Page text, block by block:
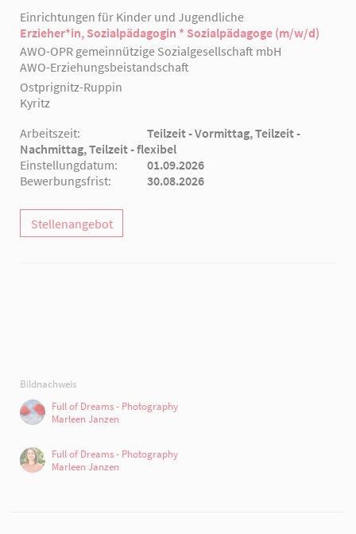
Einrichtungen für Kinder und Jugendliche
Erzieher*in, Sozialpädagogin * Sozialpädagoge (m/w/d)
AWO-OPR gemeinnützige Sozialgesellschaft mbH
AWO-Erziehungsbeistandschaft
Ostprignitz-Ruppin
Kyritz
Arbeitszeit:
Teilzeit - Vormittag, Teilzeit -
Nachmittag, Teilzeit - flexibel
Einstellungdatum:
01.09.2026
Bewerbungsfrist:
30.08.2026
Stellenangebot
Bildnachweis
Full of Dreams - Photography
Marleen Janzen
Full of Dreams - Photography
Marleen Janzen